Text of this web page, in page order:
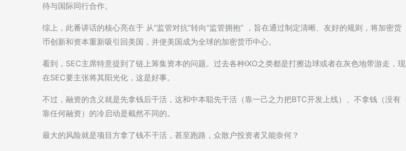
待与国际同行合作。
综上，此番讲话的核心亮在于 从“监管对抗”转向“监管拥抱” ，旨在通过制定清晰、友好的规则，将加密货
币创新和资本重新吸引回美国，并使美国成为全球的加密货币中心。
看到，SEC主席特意提到了链上筹集资本的问题。过去各种IXO之类都是打擦边球或者在灰色地带游走，现
在SEC要主张将其阳光化，这是好事。
不过，融资的含义就是先拿钱后干活，这和中本聪先干活（靠一己之力把BTC开发上线）、不拿钱（没有
靠任何融资）的冷启动是截然不同的。
最大的风险就是项目方拿了钱不干活，甚至跑路，众散户投资者又能奈何？